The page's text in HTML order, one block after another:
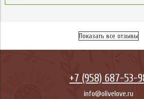
Показать все отзывы
+7 (958) 687-53-
info@olivelove.ru